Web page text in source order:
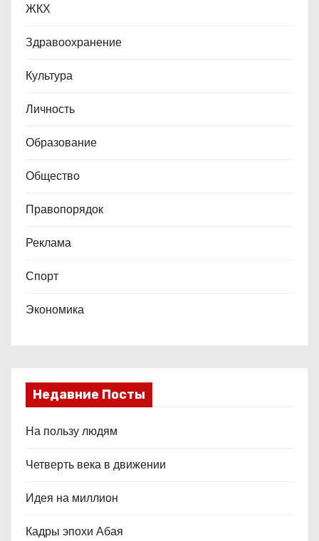
ЖКХ
Здравоохранение
Культура
Личность
Образование
Общество
Правопорядок
Реклама
Спорт
Экономика
Недавние Посты
На пользу людям
Четверть века в движении
Идея на миллион
Кадры эпохи Абая